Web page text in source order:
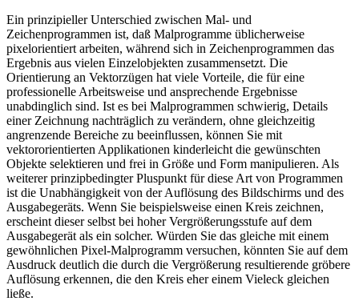
Ein prinzipieller Unterschied zwischen Mal- und
Zeichenprogrammen ist, daß Malprogramme üblicherweise
pixelorientiert arbeiten, während sich in Zeichenprogrammen das
Ergebnis aus vielen Einzelobjekten zusammensetzt. Die
Orientierung an Vektorzügen hat viele Vorteile, die für eine
professionelle Arbeitsweise und ansprechende Ergebnisse
unabdinglich sind. Ist es bei Malprogrammen schwierig, Details
einer Zeichnung nachträglich zu verändern, ohne gleichzeitig
angrenzende Bereiche zu beeinflussen, können Sie mit
vektororientierten Applikationen kinderleicht die gewünschten
Objekte selektieren und frei in Größe und Form manipulieren. Als
weiterer prinzipbedingter Pluspunkt für diese Art von Programmen
ist die Unabhängigkeit von der Auflösung des Bildschirms und des
Ausgabegeräts. Wenn Sie beispielsweise einen Kreis zeichnen,
erscheint dieser selbst bei hoher Vergrößerungsstufe auf dem
Ausgabegerät als ein solcher. Würden Sie das gleiche mit einem
gewöhnlichen Pixel-Malprogramm versuchen, könnten Sie auf dem
Ausdruck deutlich die durch die Vergrößerung resultierende gröbere
Auflösung erkennen, die den Kreis eher einem Vieleck gleichen
ließe.